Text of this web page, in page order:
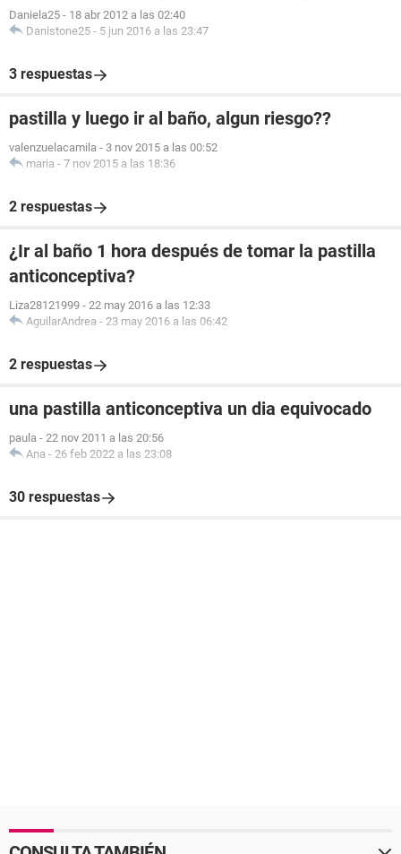
Daniela25 - 18 abr 2012 a las 02:40
Danistone25 - 5 jun 2016 a las 23:47
3 respuestas
pastilla y luego ir al baño, algun riesgo??
valenzuelacamila - 3 nov 2015 a las 00:52
maria - 7 nov 2015 a las 18:36
2 respuestas
¿Ir al baño 1 hora después de tomar la pastilla
anticonceptiva?
Liza28121999 - 22 may 2016 a las 12:33
AguilarAndrea - 23 may 2016 a las 06:42
2 respuestas
una pastilla anticonceptiva un dia equivocado
paula - 22 nov 2011 a las 20:56
Ana - 26 feb 2022 a las 23:08
30 respuestas